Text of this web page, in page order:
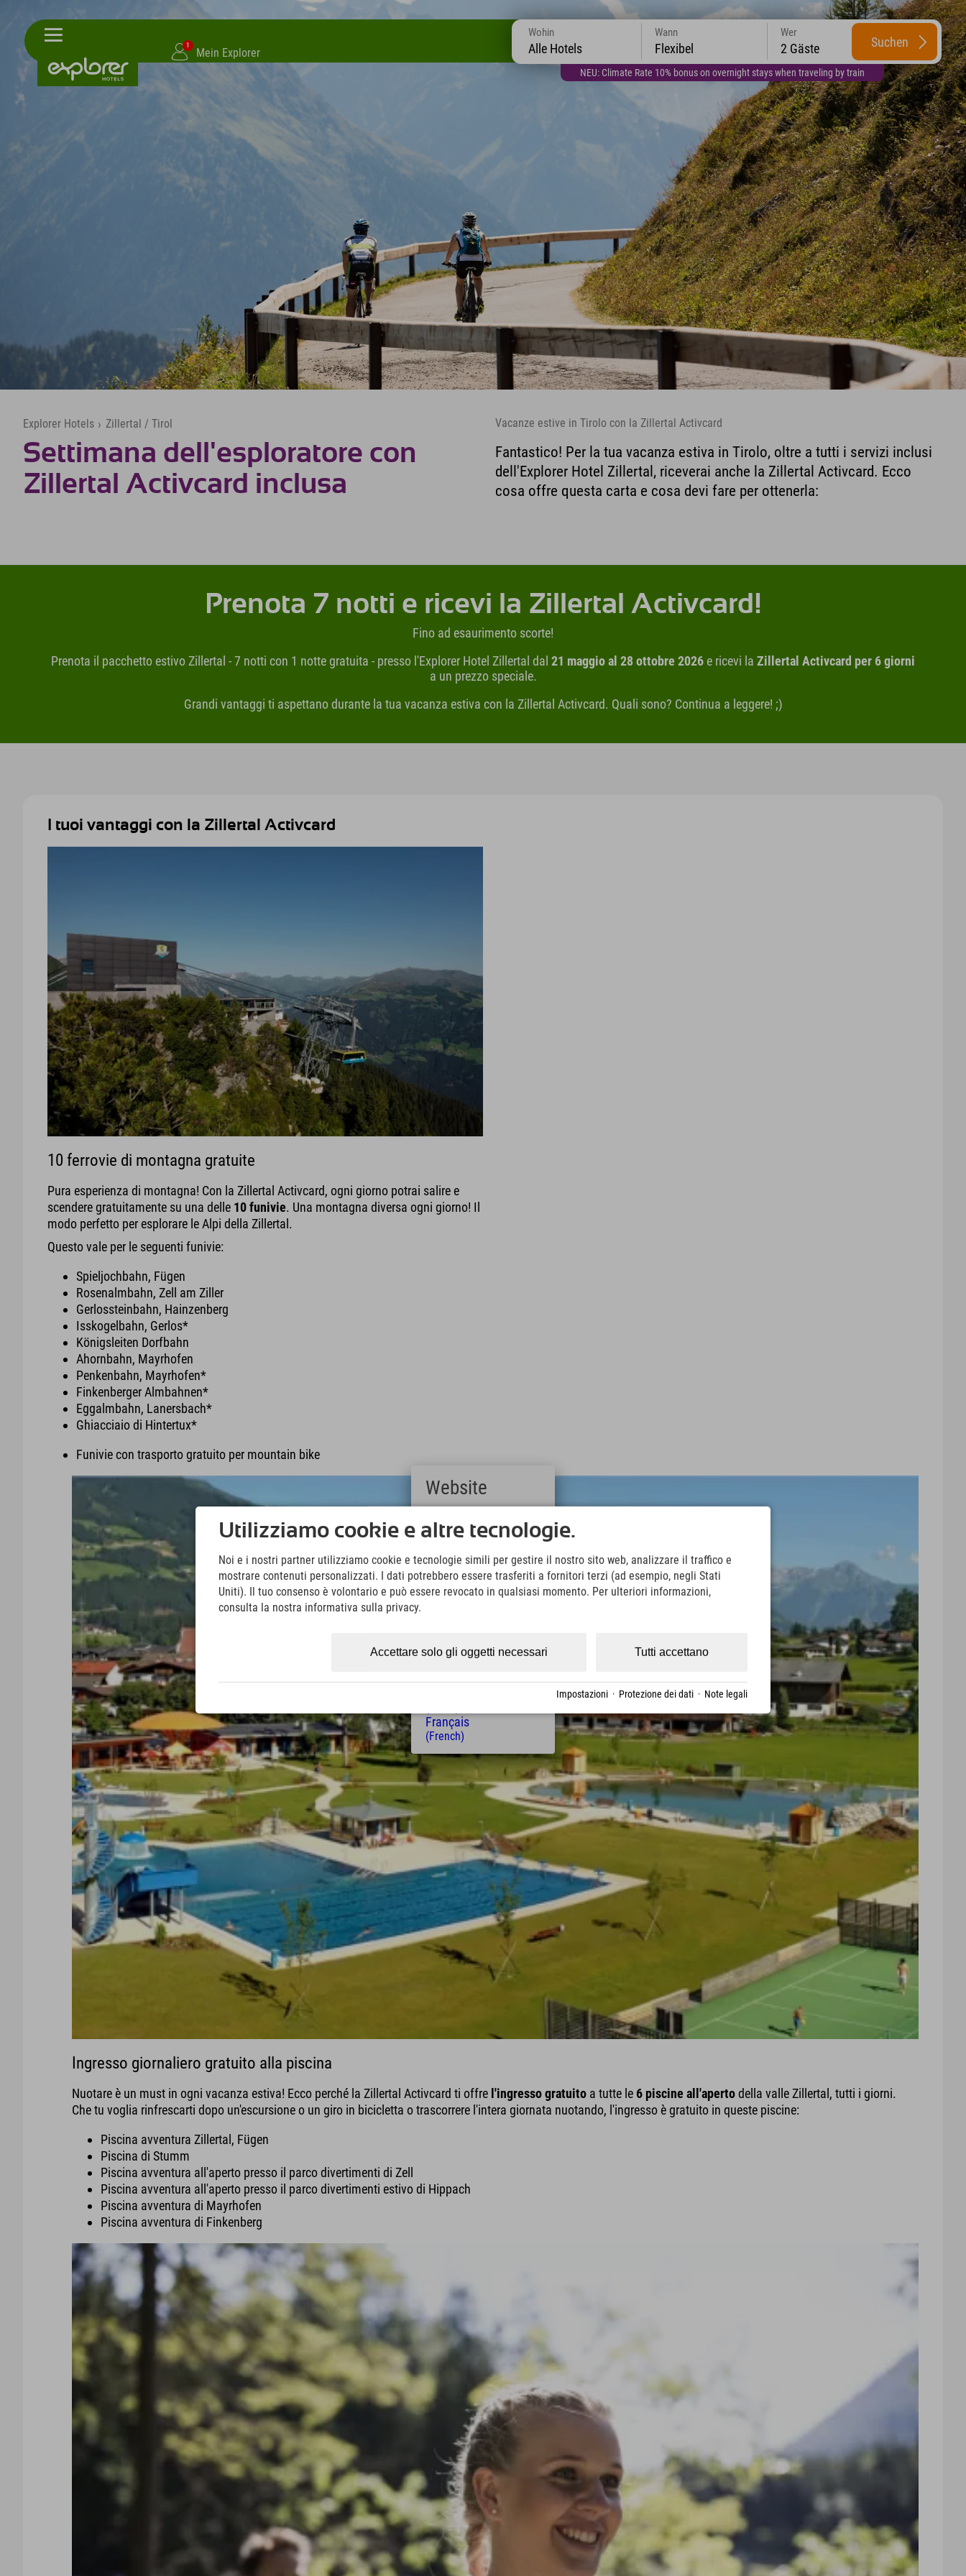
1
Mein Explorer
NEU: Climate Rate 10% bonus on overnight stays when traveling by train
Wohin
Alle Hotels
Wann
Flexibel
Wer
2 Gäste Suchen
Explorer Hotels › Zillertal / Tirol
Settimana dell'esploratore con
Zillertal Activcard inclusa
Vacanze estive in Tirolo con la Zillertal Activcard
Fantastico! Per la tua vacanza estiva in Tirolo, oltre a tutti i servizi inclusi
dell'Explorer Hotel Zillertal, riceverai anche la Zillertal Activcard. Ecco
cosa offre questa carta e cosa devi fare per ottenerla:
Prenota 7 notti e ricevi la Zillertal Activcard!
Fino ad esaurimento scorte!
Prenota il pacchetto estivo Zillertal - 7 notti con 1 notte gratuita - presso l'Explorer Hotel Zillertal dal 21 maggio al 28 ottobre 2026 e ricevi la Zillertal Activcard per 6 giorni
a un prezzo speciale.
Grandi vantaggi ti aspettano durante la tua vacanza estiva con la Zillertal Activcard. Quali sono? Continua a leggere! ;)
I tuoi vantaggi con la Zillertal Activcard
10 ferrovie di montagna gratuite
Pura esperienza di montagna! Con la Zillertal Activcard, ogni giorno potrai salire e
scendere gratuitamente su una delle 10 funivie. Una montagna diversa ogni giorno! Il
modo perfetto per esplorare le Alpi della Zillertal.
Questo vale per le seguenti funivie:
Spieljochbahn, Fügen
Rosenalmbahn, Zell am Ziller
Gerlossteinbahn, Hainzenberg
Isskogelbahn, Gerlos*
Königsleiten Dorfbahn
Ahornbahn, Mayrhofen
Penkenbahn, Mayrhofen*
Finkenberger Almbahnen*
Eggalmbahn, Lanersbach*
Ghiacciaio di Hintertux*
Funivie con trasporto gratuito per mountain bike
Ingresso giornaliero gratuito alla piscina
Nuotare è un must in ogni vacanza estiva! Ecco perché la Zillertal Activcard ti offre l'ingresso gratuito a tutte le 6 piscine all'apertodella valle Zillertal, tutti i giorni.
Che tu voglia rinfrescarti dopo un'escursione o un giro in bicicletta o trascorrere l'intera giornata nuotando, l'ingresso è gratuito in queste piscine:
Piscina avventura Zillertal, Fügen
Piscina di Stumm
Piscina avventura all'aperto presso il parco divertimenti di Zell
Piscina avventura all'aperto presso il parco divertimenti estivo di Hippach
Piscina avventura di Mayrhofen
Piscina avventura di Finkenberg
Utilizziamo cookie e altre tecnologie.
Noi e i nostri partner utilizziamo cookie e tecnologie simili per gestire il nostro sito web, analizzare il traffico e
mostrare contenuti personalizzati. I dati potrebbero essere trasferiti a fornitori terzi (ad esempio, negli Stati
Uniti). Il tuo consenso è volontario e può essere revocato in qualsiasi momento. Per ulteriori informazioni,
consulta la nostra informativa sulla privacy.
Tutti accettano
Accettare solo gli oggetti necessari
Impostazioni · Protezione dei dati · Note legali
Website
Deutsch
(German)
(English)
Italiano
(Italian)
(Polish)
(Hungarian)
Français
(French)